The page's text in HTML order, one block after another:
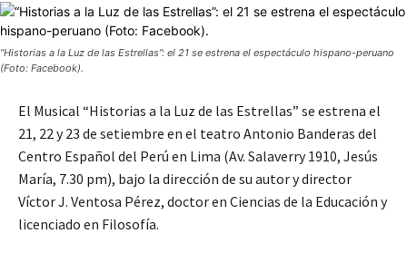
“Historias a la Luz de las Estrellas”: el 21 se estrena el espectáculo hispano-peruano
(Foto: Facebook).
El Musical “Historias a la Luz de las Estrellas” se estrena el
21, 22 y 23 de setiembre en el teatro Antonio Banderas del
Centro Español del Perú en Lima (Av. Salaverry 1910, Jesús
María, 7.30 pm), bajo la dirección de su autor y director
Víctor J. Ventosa Pérez, doctor en Ciencias de la Educación y
licenciado en Filosofía.